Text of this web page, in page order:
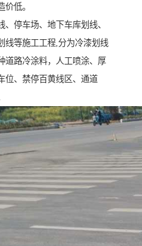
低。
停车场、地下车库划线、
线等施工工程,分为冷漆划线
道路冷涂料，人工喷涂、厚
位、禁停百黄线区、通道